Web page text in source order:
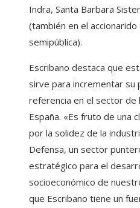
Indra, Santa Barbara
(también en el
semipública).
Escribano destaca que
sirve para incrementar su
referencia en el sector de
España. «Es fruto de una
por la solidez de la
Defensa, un sector
estratégico para el
socioeconómico de
que Escribano tiene un